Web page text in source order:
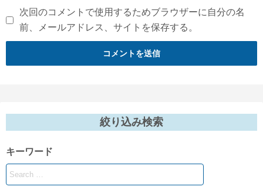
次回のコメントで使用するためブラウザーに自分の名
前、メールアドレス、サイトを保存する。
絞り込み検索
キーワード